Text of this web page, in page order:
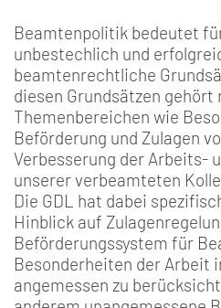
Beamtenpolitik bedeutet
unbestechlich und
beamtenrechtliche
diesen Grundsätzen gehört
Themenbereichen wie
Beförderung und Zulagen
Verbesserung der Arbeits-
unserer verbeamteten
Die GDL hat dabei
Hinblick auf
Beförderungssystem für
Besonderheiten der Arbeit
angemessen zu